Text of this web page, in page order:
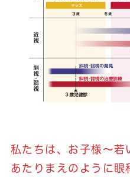
私たちは、お子様～若
あたりまえのように眼